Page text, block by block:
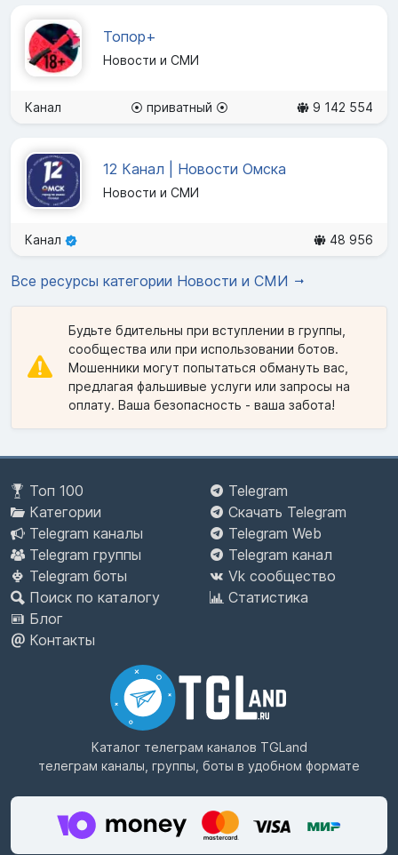
Топор+
Новости и СМИ
Канал ⦿ приватный ⦿ 9 142 554
12 Канал | Новости Омска
Новости и СМИ
Канал 48 956
Все ресурсы категории Новости и СМИ
Будьте бдительны при вступлении в группы,
сообщества или при использовании ботов.
Мошенники могут попытаться обмануть вас,
предлагая фальшивые услуги или запросы на
оплату. Ваша безопасность - ваша забота!
Топ 100
Категории
Telegram каналы
Telegram группы
Telegram боты
Поиск по каталогу
Блог
Контакты
Telegram
Скачать Telegram
Telegram Web
Telegram канал
Vk сообщество
Статистика
Каталог телеграм каналов TGLand
телеграм каналы, группы, боты в удобном формате